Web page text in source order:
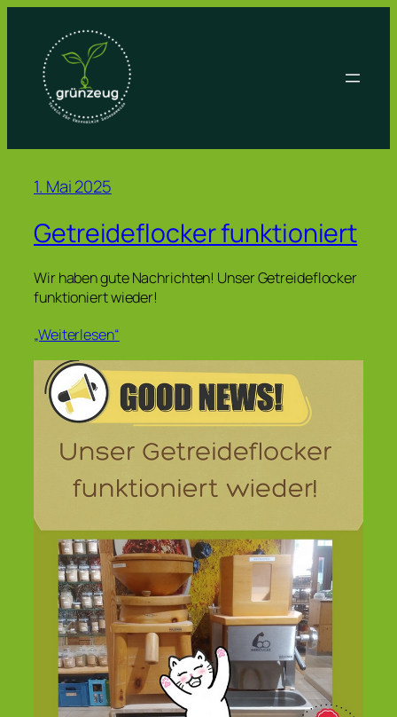
springen
1. Mai 2025
Getreideflocker funktioniert
Wir haben gute Nachrichten! Unser Getreideflocker
funktioniert wieder!
„Weiterlesen“